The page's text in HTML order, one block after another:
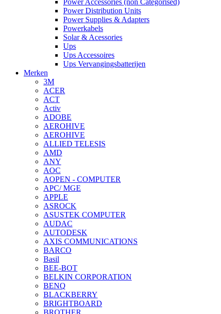
Power Distribution Units
Power Supplies & Adapters
Powerkabels
Solar & Acessories
Ups
Ups Accessoires
Ups Vervangingsbatterijen
Merken
3M
ACER
ACT
Activ
ADOBE
AEROHIVE
AEROHIVE
ALLIED TELESIS
AMD
ANY
AOC
AOPEN - COMPUTER
APC/ MGE
APPLE
ASROCK
ASUSTEK COMPUTER
AUDAC
AUTODESK
AXIS COMMUNICATIONS
BARCO
Basil
BEE-BOT
BELKIN CORPORATION
BENQ
BLACKBERRY
BRIGHTBOARD
BROTHER